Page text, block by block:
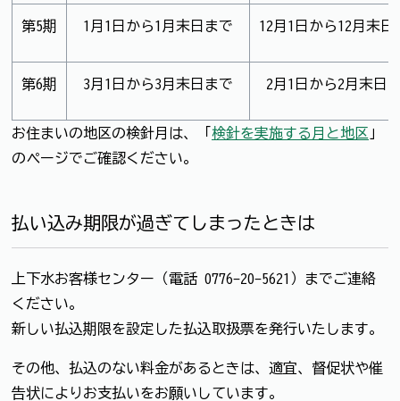
第5期 1月1日から1月末日まで 12月1日から12月末日
第6期 3月1日から3月末日まで 2月1日から2月末日
お住まいの地区の検針月は、「検針を実施する月と地区 」
のページでご確認ください。
払い込み期限が過ぎてしまったときは
上下水お客様センター（電話 0776-20-5621）までご連絡
ください。
新しい払込期限を設定した払込取扱票を発行いたします。
その他、払込のない料金があるときは、適宜、督促状や催
告状によりお支払いをお願いしています。